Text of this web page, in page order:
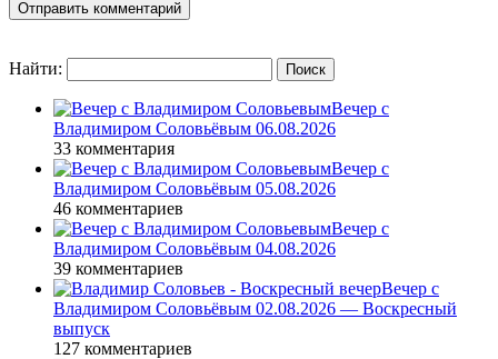
Найти:
Вечер с
Владимиром Соловьёвым 06.08.2026
33 комментария
Вечер с
Владимиром Соловьёвым 05.08.2026
46 комментариев
Вечер с
Владимиром Соловьёвым 04.08.2026
39 комментариев
Вечер с
Владимиром Соловьёвым 02.08.2026 — Воскресный
выпуск
127 комментариев